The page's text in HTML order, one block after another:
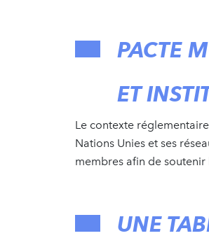
PACTE
ET
Le contexte
Nations Unies et ses
membres afin de
UNE